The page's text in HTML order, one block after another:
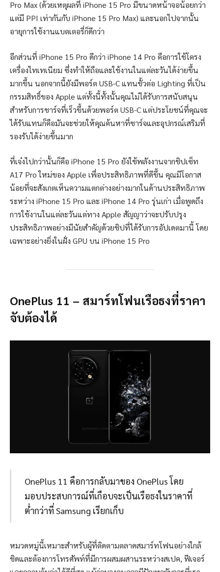
Pro Max (ด้วยเหตุผลที่ iPhone 15 Pro มีขนาดหน้าจอน้อยกว่า
แต่มี PPI เท่ากันกับ iPhone 15 Pro Max) และนอกไปจากนั้น
อายุการใช้งานแบตเตอรี่ก็ดีกว่า
อีกส่วนที่ iPhone 15 Pro ดีกว่า iPhone 14 Pro คือการใช้โครง
เครื่องไทเทเนียม ซึ่งทำให้ถือและใช้งานในแต่ละวันได้ง่ายขึ้น
มากขึ้น นอกจากนี้ยังมีพอร์ต USB-C แทนขั้วต่อ Lighting ที่เป็น
กรรมสิทธิ์ของ Apple แต่ทั้งนี้ทั้งนั้นคุณไม่ได้รับการสนับสนุน
สำหรับการชาร์จที่เร็วขึ้นด้วยพอร์ต USB-C แต่ประโยชน์ที่คุณจะ
ได้รับแทนก็คือมันจะช่วยให้คุณค้นหาที่ชาร์จและอุปกรณ์เสริมที่
รองรับได้ง่ายขึ้นมาก
ที่เจ๋งไปกว่านั้นก็คือ iPhone 15 Pro ยังใช้พลังงานจากชิปเซ็ท
A17 Pro ใหม่ของ Apple เพื่อประสิทธิภาพที่ดีขึ้น คุณมีโอกาส
น้อยที่จะสังเกตเห็นความแตกต่างอย่างมากในด้านประสิทธิภาพ
ระหว่าง iPhone 15 Pro และ iPhone 14 Pro รุ่นเก่า เมื่อพูดถึง
การใช้งานในแต่ละวันแต่ทาง Apple สัญญาว่าจะปรับปรุง
ประสิทธิภาพอย่างมีนัยสำคัญด้วยชิปที่ได้รับการอัปเดตมานี้ โดย
เฉพาะอย่างยิ่งในฝั่ง GPU บน iPhone 15 Pro
OnePlus 11 – สมาร์ทโฟนเรือธงที่ราคา
จับต้องได้
OnePlus 11 คือการกลับมาของ OnePlus โดย
มอบประสบการณ์ที่เกือบจะเป็นเรือธงในราคาที่
ต่ำกว่าที่ Samsung เรียกเก็บ
หมวดหมู่นี้เหมาะสำหรับผู้ที่ติดตามตลาดสมาร์ทโฟนอย่างใกล้
ชิดและต้องการโทรศัพท์ที่มีการผสมผสานระหว่างสเปค, ฟีเจอร์